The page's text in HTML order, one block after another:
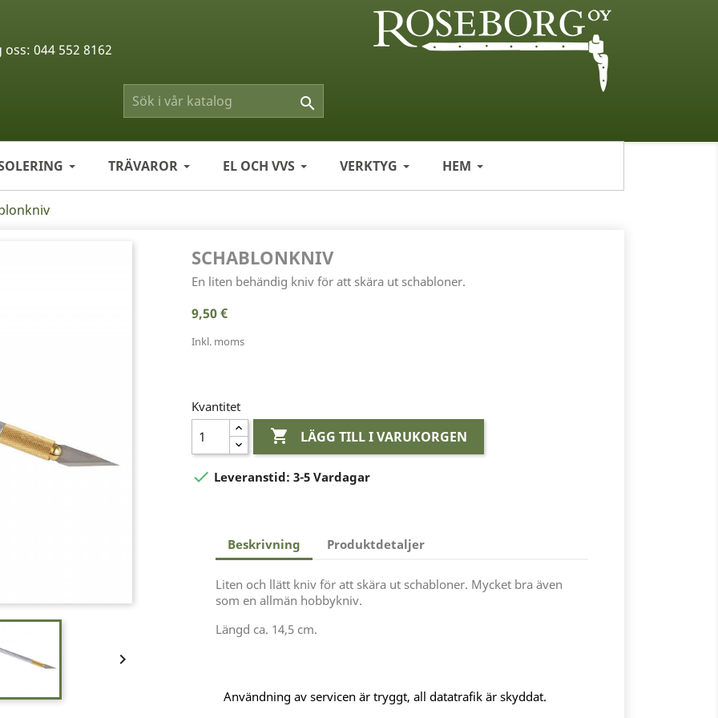

TRÄVAROR EL OCH VVS VERKTYG HEM
oss: 044 552 8162

SCHABLONKNIV
En liten behändig kniv för att skära ut schabloner.
9,50 €
Inkl. moms
Kvantitet
 LÄGG TILL I VARUKORGEN
 Leveranstid: 3-5 Vardagar
Beskrivning Produktdetaljer
Liten och llätt kniv för att skära ut schabloner. Mycket bra även
som en allmän hobbykniv.
Längd ca. 14,5 cm.
Användning av servicen är tryggt, all datatrafik är skyddat.